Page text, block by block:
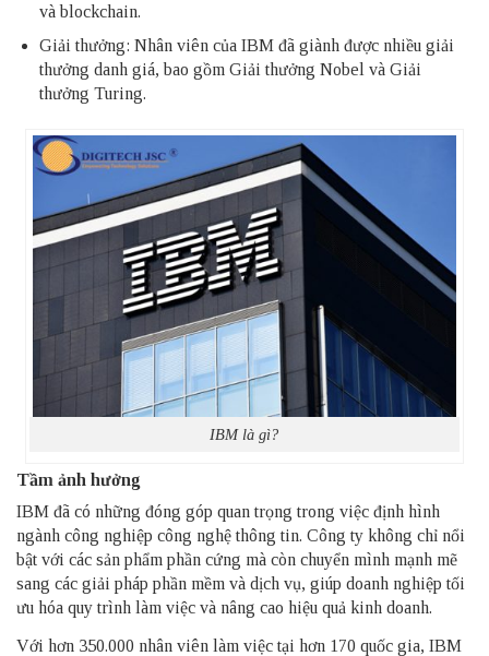
và blockchain.
Giải thưởng: Nhân viên của IBM đã giành được nhiều giải
thưởng danh giá, bao gồm Giải thưởng Nobel và Giải
thưởng Turing.
IBM là gì?
Tầm ảnh hưởng
IBM đã có những đóng góp quan trọng trong việc định hình
ngành công nghiệp công nghệ thông tin. Công ty không chỉ nổi
bật với các sản phẩm phần cứng mà còn chuyển mình mạnh mẽ
sang các giải pháp phần mềm và dịch vụ, giúp doanh nghiệp tối
ưu hóa quy trình làm việc và nâng cao hiệu quả kinh doanh.
Với hơn 350.000 nhân viên làm việc tại hơn 170 quốc gia, IBM